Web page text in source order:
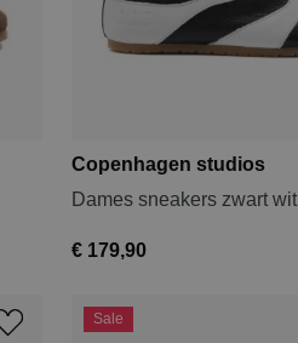
Copenhagen studios
Dames sneakers zwart wit
€ 179,90
Sale